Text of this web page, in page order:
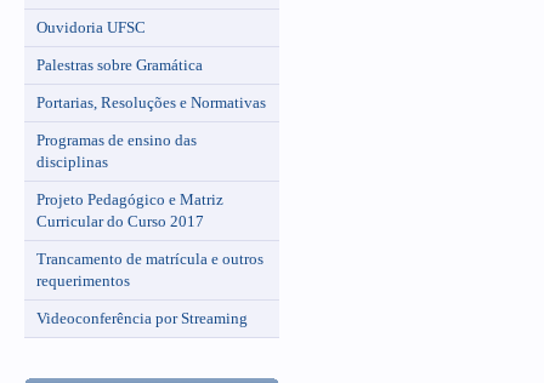
Ouvidoria UFSC
Palestras sobre Gramática
Portarias, Resoluções e Normativas
Programas de ensino das
disciplinas
Projeto Pedagógico e Matriz
Curricular do Curso 2017
Trancamento de matrícula e outros
requerimentos
Videoconferência por Streaming